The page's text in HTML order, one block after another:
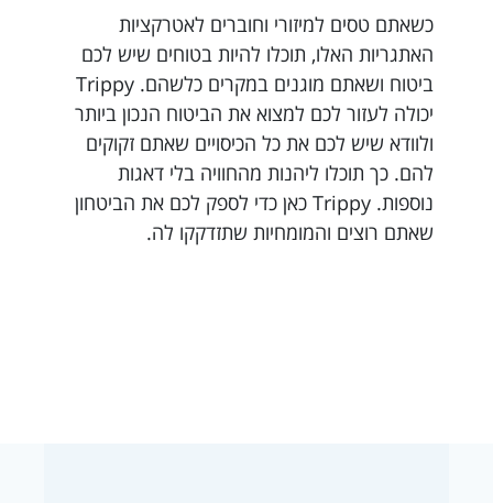
כשאתם טסים למיזורי וחוברים לאטרקציות
האתגריות האלו, תוכלו להיות בטוחים שיש לכם
ביטוח ושאתם מוגנים במקרים כלשהם. Trippy
יכולה לעזור לכם למצוא את הביטוח הנכון ביותר
ולוודא שיש לכם את כל הכיסויים שאתם זקוקים
להם. כך תוכלו ליהנות מהחוויה בלי דאגות
נוספות. Trippy כאן כדי לספק לכם את הביטחון
שאתם רוצים והמומחיות שתזדקקו לה.